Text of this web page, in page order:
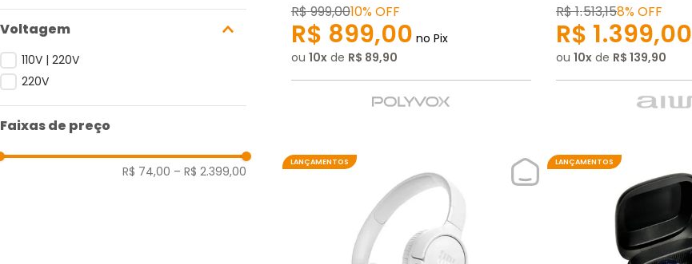
Voltagem
110V | 220V
220V
Faixas de preço
R$ 74,00 – R$ 2.399,00
R$999,0010%OFF
R$ 899,00 no Pix
ou 10 de R$ 89,90
R$1.513,158%OFF
R$ 1.399,00
ou 10 de R$ 139,90
LANÇAMENTOS LANÇAMENTOS